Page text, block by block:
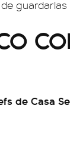
de Casa